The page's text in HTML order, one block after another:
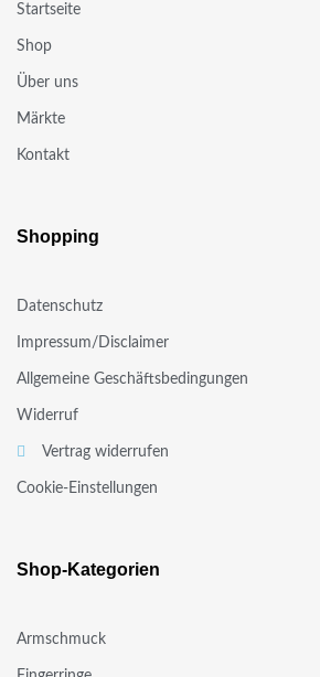
Startseite
Shop
Über uns
Märkte
Kontakt
Shopping
Datenschutz
Impressum/Disclaimer
Allgemeine Geschäftsbedingungen
Widerruf
Vertrag widerrufen
Cookie-Einstellungen
Shop-Kategorien
Armschmuck